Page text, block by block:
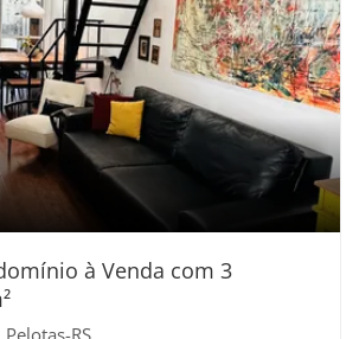
à Venda com 3
RS